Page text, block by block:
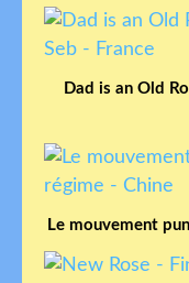
Dad is an Old
Le mouvement